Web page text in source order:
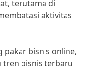
terutama di
aktivitas
pakar bisnis online,
tren bisnis terbaru